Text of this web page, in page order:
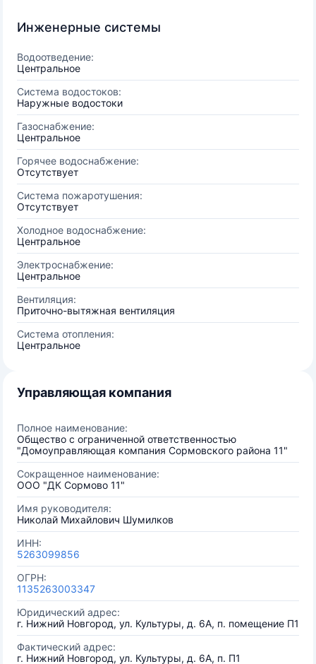
Инженерные системы
Водоотведение:
Центральное
Система водостоков:
Наружные водостоки
Газоснабжение:
Центральное
Горячее водоснабжение:
Отсутствует
Система пожаротушения:
Отсутствует
Холодное водоснабжение:
Центральное
Электроснабжение:
Центральное
Вентиляция:
Приточно-вытяжная вентиляция
Система отопления:
Центральное
Управляющая компания
Полное наименование:
Общество с ограниченной ответственностью
"Домоуправляющая компания Сормовского района 11"
Сокращенное наименование:
ООО "ДК Сормово 11"
Имя руководителя:
Николай Михайлович Шумилков
ИНН:
5263099856
ОГРН:
1135263003347
Юридический адрес:
г. Нижний Новгород, ул. Культуры, д. 6А, п. помещение П1
Фактический адрес:
г. Нижний Новгород, ул. Культуры, д. 6А, п. П1